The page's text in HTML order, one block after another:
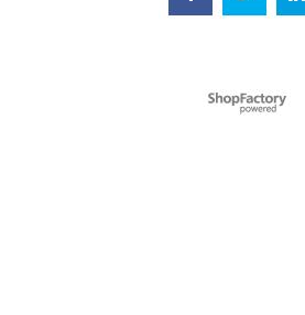
Webwinkel gemaakt met ShopFactory